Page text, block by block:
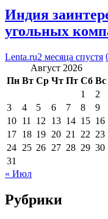
Индия
угольных
Lenta.ru2 месяца спустя
Август 2026
Пн Вт Ср Чт Пт Сб Вс
1
2
3
4 5 6 7 8
9
10 11 12 13 14 15 16
17 18 19 20 21 22 23
24 25 26 27 28 29 30
31
« Июл
Рубрики